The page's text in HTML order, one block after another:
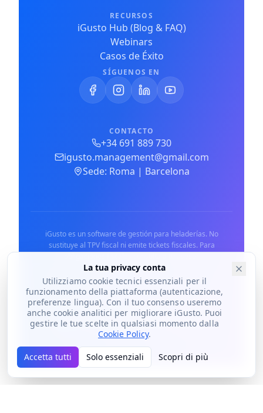
RECURSOS
iGusto Hub (Blog & FAQ)
Webinars
Casos de Éxito
SÍGUENOS EN
CONTACTO
+34 691 889 730
igusto.management@gmail.com
Sede: Roma | Barcelona
iGusto es un software de gestión para heladerías. No
sustituye al TPV fiscal ni emite tickets fiscales. Para
© 2024 iGusto. Todos los derechos reservados.
Política de PrivacidadTérminos de Servicio
Política de CookiesSeguridad & GDPR DPA
La tua privacy conta
Utilizziamo cookie tecnici essenziali per il
funzionamento della piattaforma (autenticazione,
preferenze lingua). Con il tuo consenso useremo
anche cookie analitici per migliorare iGusto. Puoi
gestire le tue scelte in qualsiasi momento dalla
Cookie Policy.
Accetta tutti Solo essenziali Scopri di più